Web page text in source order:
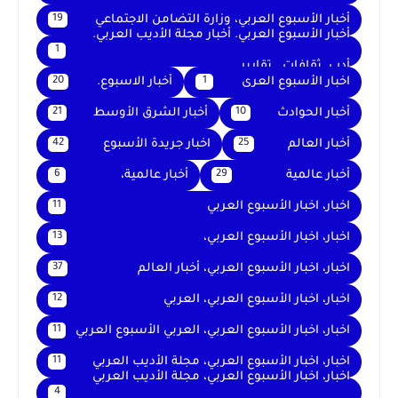
أخبار الأسبوع العربي، وزارة التضامن الاجتماعي 19
أخبار الأسبوع العربي. أخبار مجلة الأديب العربي.
أدب. ثقافات . تقارير .
1
اخبار الأسبوع العرى 1 أخبار الاسبوع. 20
أخبار الحوادث 10 أخبار الشرق الأوسط 21
أخبار العالم 25 اخبار جريدة الأسبوع 42
أخبار عالمية 29 أخبار عالمية، 6
اخبار، اخبار الأسبوع العربي 11
اخبار، اخبار الأسبوع العربي، 13
اخبار، اخبار الأسبوع العربي، أخبار العالم 37
اخبار، اخبار الأسبوع العربي، العربي 12
اخبار، اخبار الأسبوع العربي، العربي الأسبوع العربي 11
اخبار، اخبار الأسبوع العربي، مجلة الأديب العربي 11
اخبار، اخبار الأسبوع العربي، مجلة الأديب العربي
4